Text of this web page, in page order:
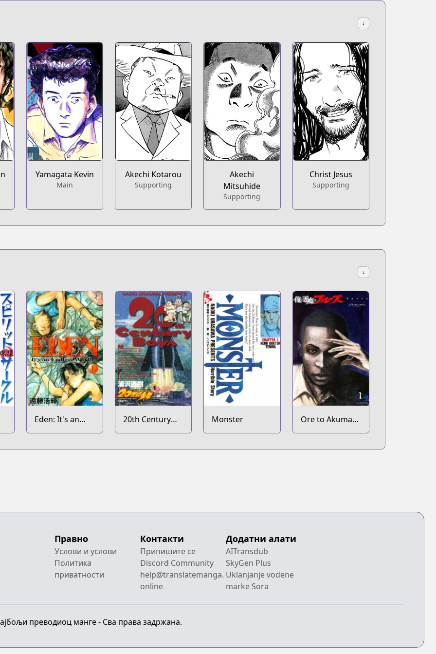
↓
Yamagata Kevin
Main
Akechi Kotarou
Supporting
Akechi
Mitsuhide
Supporting
Christ Jesus
Supporting
↓
Eden: It's an
Endless World!
20th Century
Boys
Monster
Ore to Akuma
no Blues
Правно
Услови и услови
Политика
приватности
Контакти
Припишите се
Discord Community
help@translatemanga.
online
Додатни алати
AITransdub
SkyGen Plus
Uklanjanje vodene
marke Sora
преводиоц манге - Сва права задржана.